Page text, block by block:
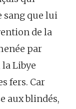
sang que lui
de la
par
Libye
fers. Car
aux blindés,